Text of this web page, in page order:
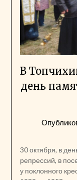
В
день
30 октября, в
репрессий, в
у поклонного